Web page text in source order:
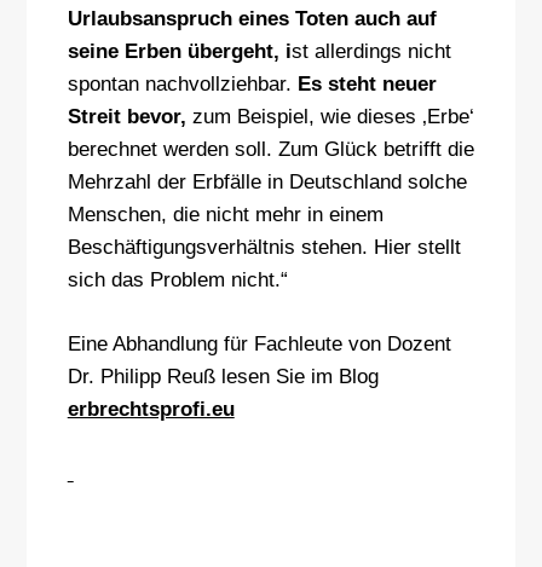
Urlaubsanspruch eines Toten auch auf
seine Erben übergeht, ist allerdings nicht
spontan nachvollziehbar. Es steht neuer
Streit bevor, zum Beispiel, wie dieses ‚Erbe‘
berechnet werden soll. Zum Glück betrifft die
Mehrzahl der Erbfälle in Deutschland solche
Menschen, die nicht mehr in einem
Beschäftigungsverhältnis stehen. Hier stellt
sich das Problem nicht.“
Eine Abhandlung für Fachleute von Dozent
Dr. Philipp Reuß lesen Sie im Blog
erbrechtsprofi.eu